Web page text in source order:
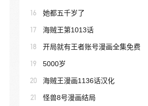
16 她都五千岁了
17 海贼王第1013话
18 开局就有王者账号漫画全集免费
19 5000岁
20 海贼王漫画1136话汉化
21 怪兽8号漫画结局